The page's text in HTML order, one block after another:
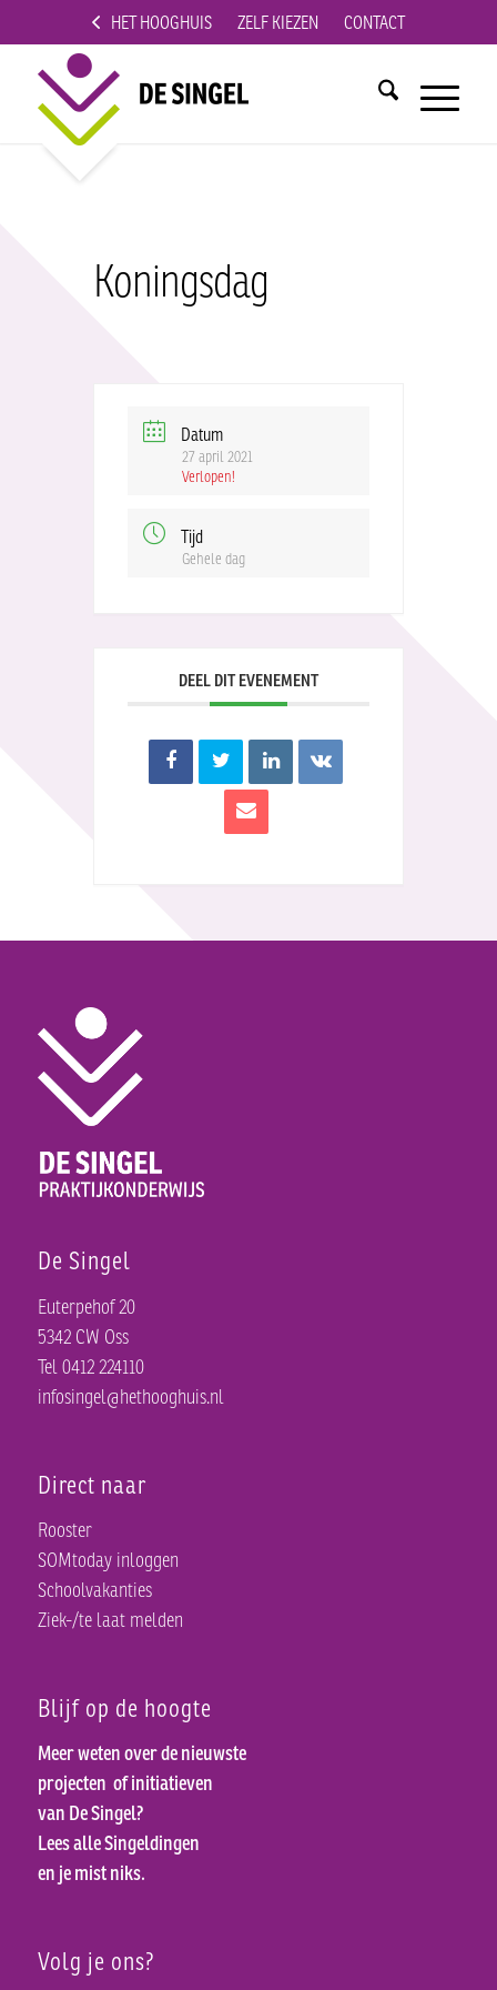
HET HOOGHUIS ZELF KIEZEN CONTACT
Koningsdag
Datum
27 april 2021
Verlopen!
Tijd
Gehele dag
DEEL DIT EVENEMENT
De Singel
Euterpehof 20
5342 CW Oss
Tel 0412 224110
infosingel@hethooghuis.nl
Direct naar
Rooster
SOMtoday inloggen
Schoolvakanties
Ziek-/te laat melden
Blijf op de hoogte
Meer weten over de nieuwste
projecten of initiatieven
van De Singel?
Lees alle Singeldingen
en je mist niks.
Volg je ons?